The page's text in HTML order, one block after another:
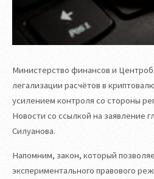
Министерство финансов и
легализации расчётов в
усилением контроля со стороны
Новости со ссылкой на заявление
Силуанова.
Напомним, закон, который
экспериментального правового